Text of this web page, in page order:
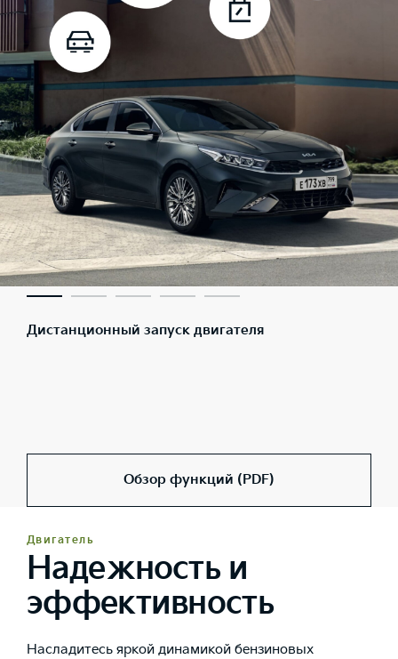
Дистанционный запуск двигателя
Обзор функций (PDF)
Двигатель
Надежность и
эффективность
Насладитесь яркой динамикой бензиновых